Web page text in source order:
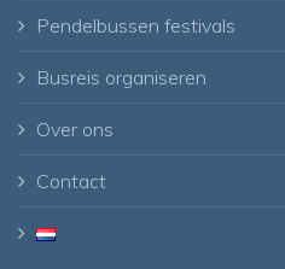
Pendelbussen festivals
Busreis organiseren
Over ons
Contact